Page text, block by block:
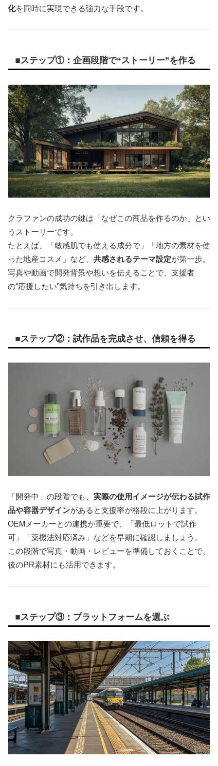
化を同時に実現できる強力な手段です。
■ステップ①：企画段階で“ストーリー”を作る
クラファンの成功の鍵は「なぜこの商品を作るのか」とい
うストーリーです。
たとえば、「敏感肌でも使える成分で」「地方の素材を使
った地産コスメ」など、 共感されるテーマ設定が第一歩。
写真や動画で開発背景や想いを伝えることで、支援者
の“応援したい”気持ちを引き出します。
■ステップ②：試作品を完成させ、信頼を得る
「開発中」の段階でも、 実際の使用イメージが伝わる試作
品や容器デザインがあると支援率が格段に上がります。
OEMメーカーとの連携が重要で、「最低ロットで試作
可」「薬機法対応済み」などを早期に確認しましょう。
この段階で写真・動画・レビューを準備しておくことで、
後のPR素材にも活用できます。
■ステップ③：プラットフォームを選ぶ